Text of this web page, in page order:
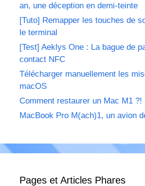
an, une déception en demi-teinte
[Tuto] Remapper les touches de
le terminal
[Test] Aeklys One : La bague de
contact NFC
Télécharger manuellement les
macOS
Comment restaurer un Mac M1 ?!
MacBook Pro M(ach)1, un avion
Pages et Articles Phares